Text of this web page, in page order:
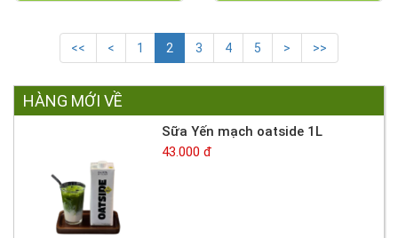
<< < 1 2 3 4 5 > >>
HÀNG MỚI VỀ
Sữa Yến mạch oatside 1L
43.000 đ